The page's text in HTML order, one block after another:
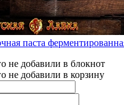
паста
не добавили в блокнот
не добавили в корзину